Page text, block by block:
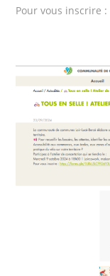
Pour vous inscrire :